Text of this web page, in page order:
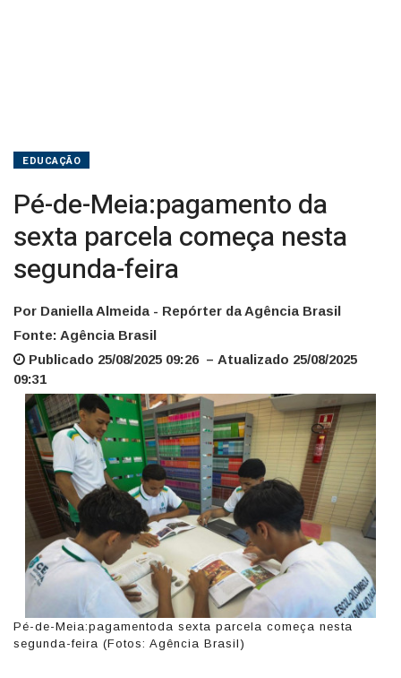
EDUCAÇÃO
Pé-de-Meia:pagamento da
sexta parcela começa nesta
segunda-feira
Por Daniella Almeida - Repórter da Agência Brasil
Fonte: Agência Brasil
Publicado 25/08/2025 09:26 – Atualizado 25/08/2025
09:31
Pé-de-Meia:pagamentoda sexta parcela começa nesta
segunda-feira (Fotos: Agência Brasil)